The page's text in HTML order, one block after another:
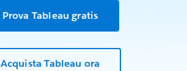
Prova Tableau gratis
Acquista Tableau ora